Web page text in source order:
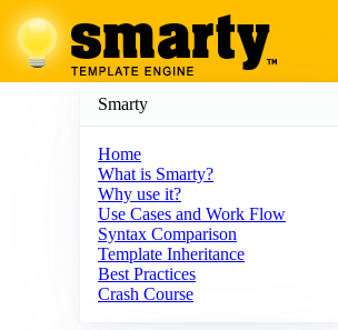
Smarty
Home
What is Smarty?
Why use it?
Use Cases and Work Flow
Syntax Comparison
Template Inheritance
Best Practices
Crash Course